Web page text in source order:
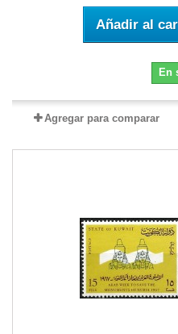
Añadir al
En
Agregar para comparar